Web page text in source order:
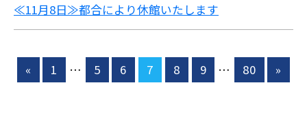
≪11月8日≫都合により休館いたします
« 1 … 5 6 7 8 9 … 80 »